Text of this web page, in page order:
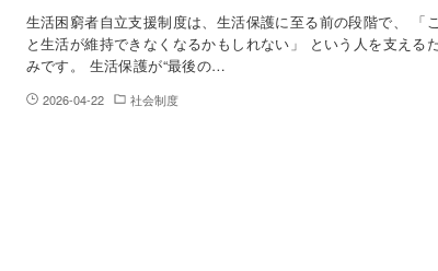
生活困窮者自立支援制度は、生活保護に至る前の段階で、 「
と生活が維持できなくなるかもしれない」 という人を支える
みです。 生活保護が“最後の…
2026-04-22 社会制度